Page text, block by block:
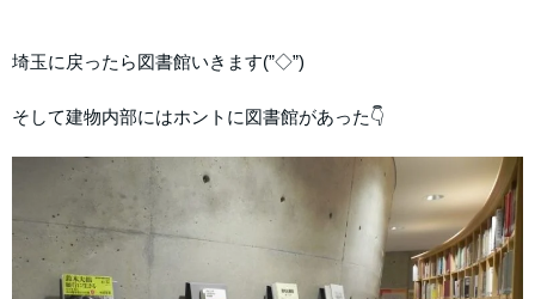
埼玉に戻ったら図書館いきます(”◇”)ゞ
そして建物内部にはホントに図書館があった👇